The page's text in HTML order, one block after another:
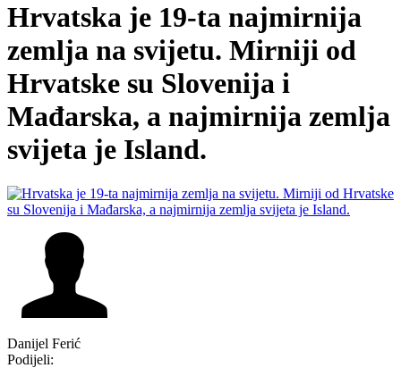
Hrvatska je 19-ta najmirnija
zemlja na svijetu. Mirniji od
Hrvatske su Slovenija i
Mađarska, a najmirnija zemlja
svijeta je Island.
Danijel Ferić
Podijeli: